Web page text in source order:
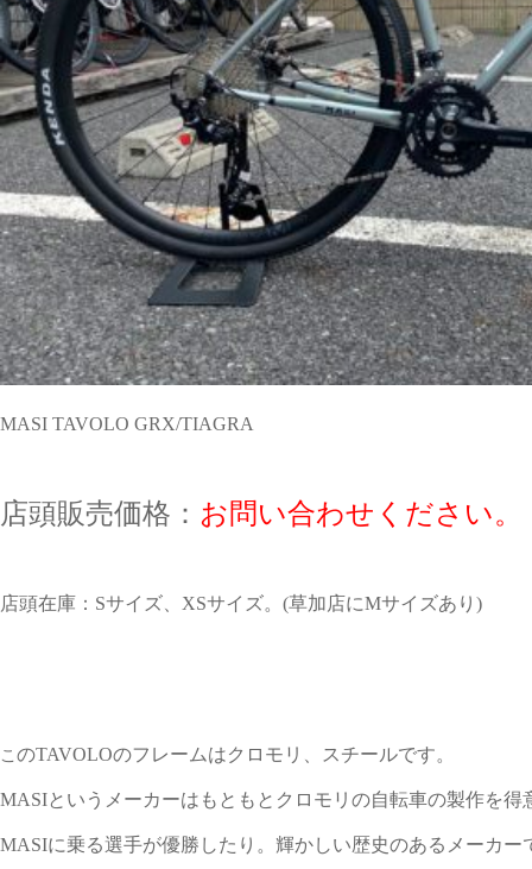
MASI TAVOLO GRX/TIAGRA
店頭販売価格： お問い合わせください。
店頭在庫：Sサイズ、XSサイズ。(草加店にMサイズあり)
こ のTAVOLOのフレームはクロモリ、スチールです。
MASIというメーカーはもともとクロモリの自転車の製作を
MASIに乗る選手が優勝したり。輝かしい歴史のあるメーカー